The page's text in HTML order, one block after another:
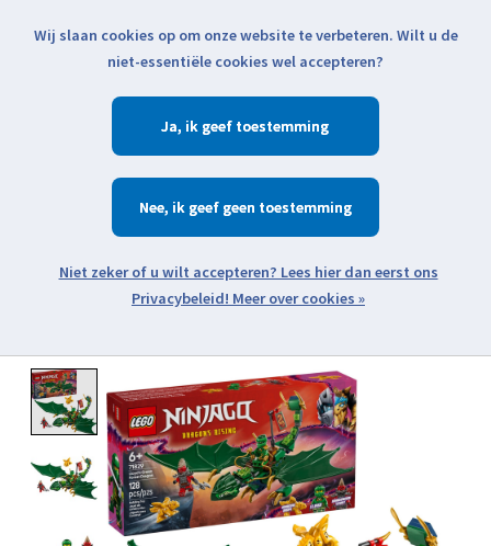
Klik voor actuele verzendinformatie...
Verlanglijst
Zoeken
Open webshop menu
Product image slideshow Items
Wij slaan cookies op om onze website te verbeteren. Wilt u de
niet-essentiële cookies wel accepteren?
Ja
Nee
Meer over cookies »